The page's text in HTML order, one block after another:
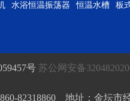
水浴恒温振荡器 恒温水槽 板
号 苏公网安备
82318860 地址：金坛市